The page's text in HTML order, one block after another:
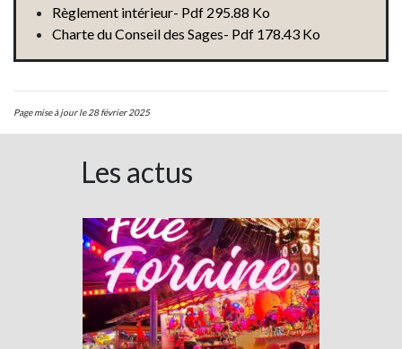
Règlement intérieur- Pdf 295.88 Ko
Charte du Conseil des Sages- Pdf 178.43 Ko
Page mise à jour le 28 février 2025
Les actus